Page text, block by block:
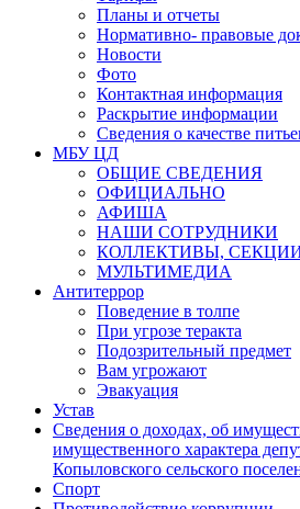
Планы и отчеты
Нормативно- правовые
Новости
Фото
Контактная информация
Раскрытие информации
Сведения о качестве
МБУ ЦД
ОБЩИЕ СВЕДЕНИЯ
ОФИЦИАЛЬНО
АФИША
НАШИ СОТРУДНИКИ
КОЛЛЕКТИВЫ,
МУЛЬТИМЕДИА
Антитеррор
Поведение в толпе
При угрозе теракта
Подозрительный предмет
Вам угрожают
Эвакуация
Устав
Сведения о доходах, об
имущественного характера
Копыловского сельского
Спорт